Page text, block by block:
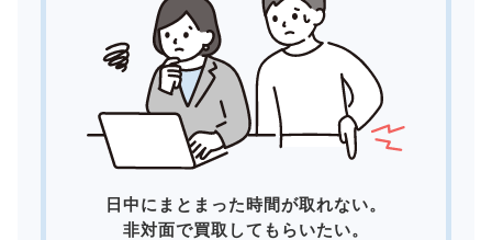
日中にまとまった時間が取れない。
非対面で買取してもらいたい。